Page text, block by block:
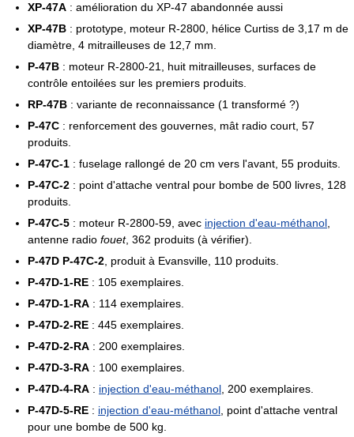
XP-47A : amélioration du XP-47 abandonnée aussi
XP-47B : prototype, moteur R-2800, hélice Curtiss de 3,17 m de
diamètre, 4 mitrailleuses de 12,7 mm.
P-47B : moteur R-2800-21, huit mitrailleuses, surfaces de
contrôle entoilées sur les premiers produits.
RP-47B : variante de reconnaissance (1 transformé ?)
P-47C : renforcement des gouvernes, mât radio court, 57
produits.
P-47C-1 : fuselage rallongé de 20 cm vers l'avant, 55 produits.
P-47C-2 : point d'attache ventral pour bombe de 500 livres, 128
produits.
P-47C-5 : moteur R-2800-59, avec injection d'eau-méthanol,
antenne radio fouet, 362 produits (à vérifier).
P-47D P-47C-2, produit à Evansville, 110 produits.
P-47D-1-RE : 105 exemplaires.
P-47D-1-RA : 114 exemplaires.
P-47D-2-RE : 445 exemplaires.
P-47D-2-RA : 200 exemplaires.
P-47D-3-RA : 100 exemplaires.
P-47D-4-RA : injection d'eau-méthanol, 200 exemplaires.
P-47D-5-RE : injection d'eau-méthanol, point d'attache ventral
pour une bombe de 500 kg.